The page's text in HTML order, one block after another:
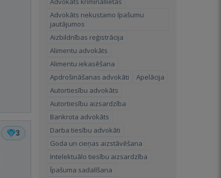
3
Advokāts nekustamo īpašumu
jautājumos
Aizbildnības reģistrācija
Alimentu advokāts
Alimentu iekasēšana
Apdrošināšanas advokāti
Apelācija
Autortiesību advokāts
Autortiesību aizsardzība
Bankrota advokāts
Darba tiesību advokāti
Goda un cieņas aizstāvēšana
Intelektuālo tiesību aizsardzība
Īpašuma sadalīšana